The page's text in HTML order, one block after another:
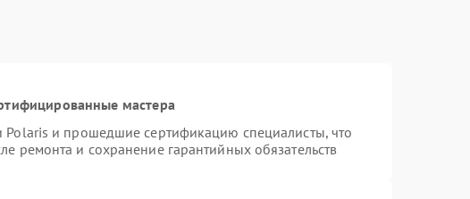
мастера
Polaris и прошедшие сертификацию специалисты, что
ремонта и сохранение гарантийных обязательств